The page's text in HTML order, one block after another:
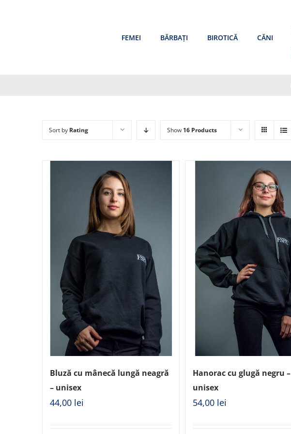
FEMEI BĂRBAȚI BIROTICĂ CĂNI
Sort by Rating Show 16 Products
Bluză cu mânecă lungă neagră
– unisex
44,00 lei
Hanorac cu glugă negru –
unisex
54,00 lei